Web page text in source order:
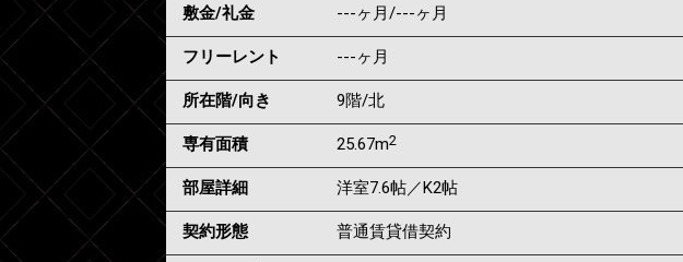
敷金/礼金 ---ヶ月/---ヶ月
フリーレント ---ヶ月
所在階/向き 9階/北
専有面積 25.67m2
部屋詳細 洋室7.6帖／K2帖
契約形態 普通賃貸借契約